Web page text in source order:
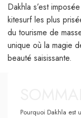
Dakhla s’est
kitesurf les plus
du tourisme de
unique où la magie
beauté saisissante.
Pourquoi Dakhla est